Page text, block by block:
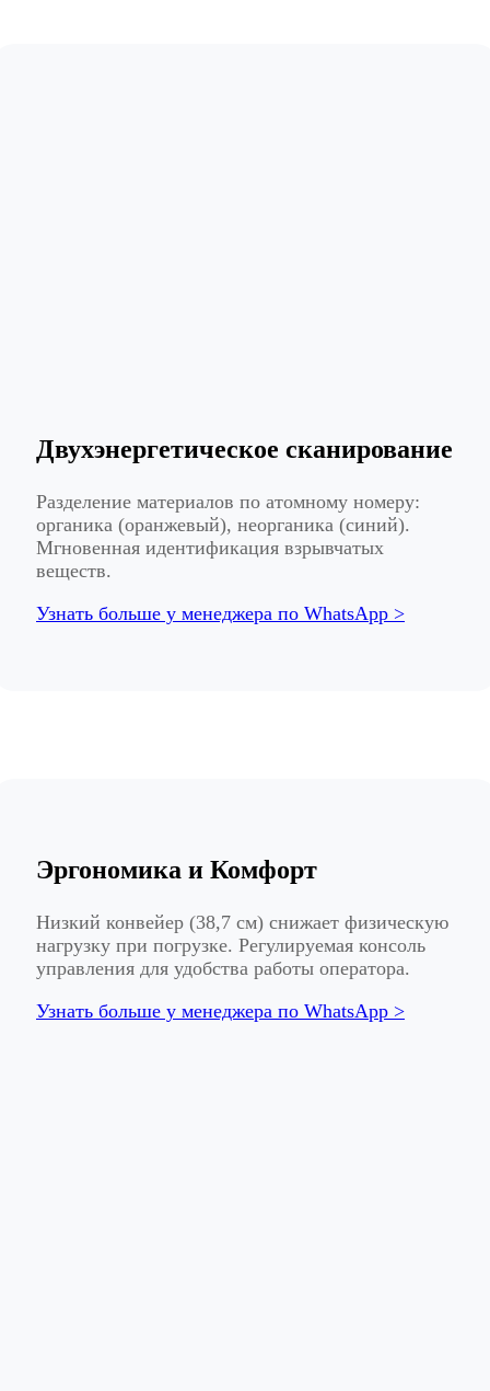
Двухэнергетическое сканирование
Разделение материалов по атомному номеру:
органика (оранжевый), неорганика (синий).
Мгновенная идентификация взрывчатых
веществ.
Узнать больше у менеджера по WhatsApp >
Эргономика и Комфорт
Низкий конвейер (38,7 см) снижает физическую
нагрузку при погрузке. Регулируемая консоль
управления для удобства работы оператора.
Узнать больше у менеджера по WhatsApp >